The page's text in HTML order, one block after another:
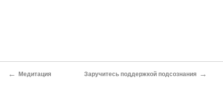
← Медитация Заручитесь поддержкой подсознания →